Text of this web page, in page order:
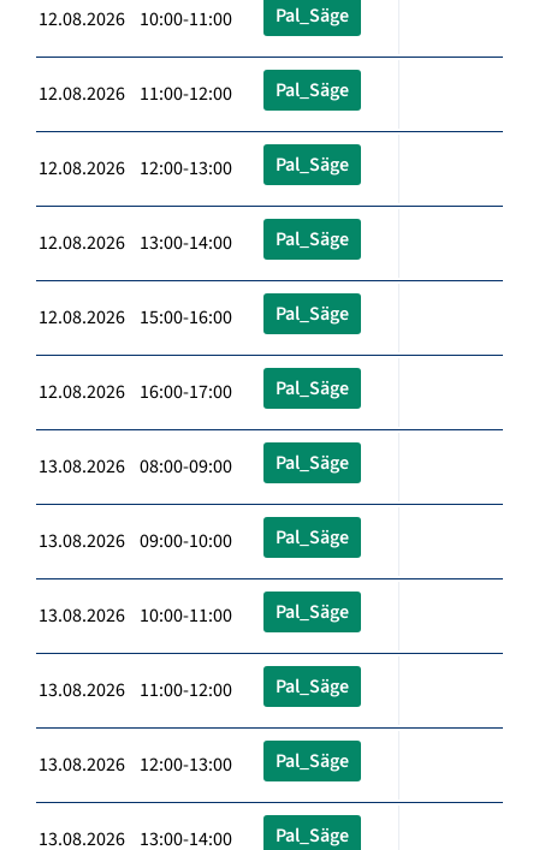
12.08.2026 10:00-11:00 Pal_Säge
12.08.2026 11:00-12:00 Pal_Säge
12.08.2026 12:00-13:00 Pal_Säge
12.08.2026 13:00-14:00 Pal_Säge
12.08.2026 15:00-16:00 Pal_Säge
12.08.2026 16:00-17:00 Pal_Säge
13.08.2026 08:00-09:00 Pal_Säge
13.08.2026 09:00-10:00 Pal_Säge
13.08.2026 10:00-11:00 Pal_Säge
13.08.2026 11:00-12:00 Pal_Säge
13.08.2026 12:00-13:00 Pal_Säge
13.08.2026 13:00-14:00 Pal_Säge